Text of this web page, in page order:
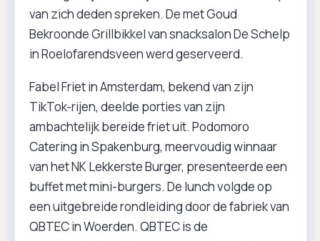
van zich deden spreken. De met Goud
Bekroonde Grillbikkel van snacksalon De Schelp
in Roelofarendsveen werd geserveerd.
Fabel Friet in Amsterdam, bekend van zijn
TikTok-rijen, deelde porties van zijn
ambachtelijk bereide friet uit. Podomoro
Catering in Spakenburg, meervoudig winnaar
van het NK Lekkerste Burger, presenteerde een
buffet met mini-burgers. De lunch volgde op
een uitgebreide rondleiding door de fabriek van
QBTEC in Woerden. QBTEC is de